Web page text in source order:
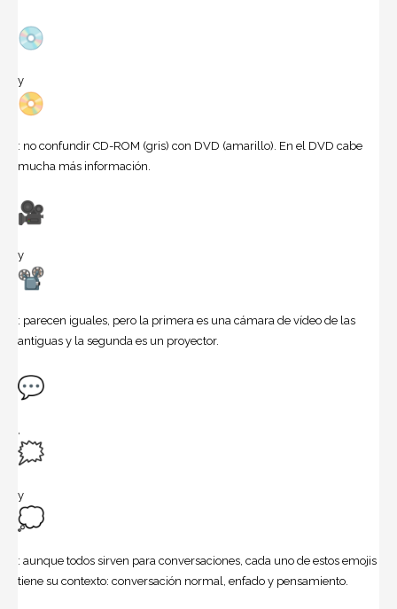
y
: no confundir CD-ROM (gris) con DVD (amarillo). En el DVD cabe
mucha más información.
y
: parecen iguales, pero la primera es una cámara de vídeo de las
antiguas y la segunda es un proyector.
,
y
: aunque todos sirven para conversaciones, cada uno de estos emojis
tiene su contexto: conversación normal, enfado y pensamiento.